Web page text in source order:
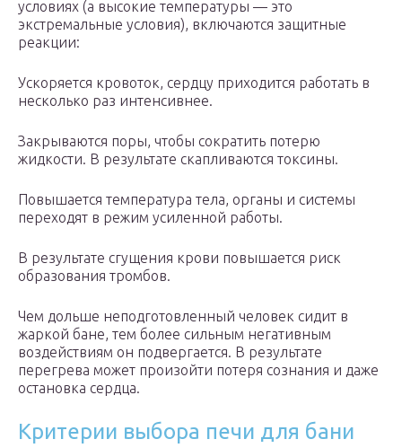
условиях (а высокие температуры — это
экстремальные условия), включаются защитные
реакции:
Ускоряется кровоток, сердцу приходится работать в
несколько раз интенсивнее.
Закрываются поры, чтобы сократить потерю
жидкости. В результате скапливаются токсины.
Повышается температура тела, органы и системы
переходят в режим усиленной работы.
В результате сгущения крови повышается риск
образования тромбов.
Чем дольше неподготовленный человек сидит в
жаркой бане, тем более сильным негативным
воздействиям он подвергается. В результате
перегрева может произойти потеря сознания и даже
остановка сердца.
Критерии выбора печи для бани